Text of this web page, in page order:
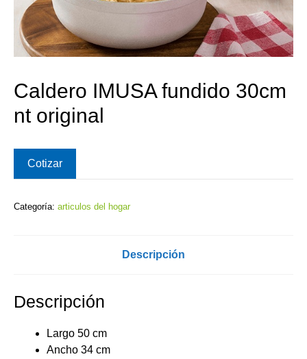
Caldero IMUSA fundido 30cm
nt original
Cotizar
Categoría: articulos del hogar
Descripción
Descripción
Largo 50 cm
Ancho 34 cm